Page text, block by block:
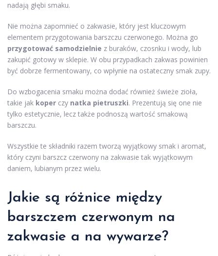
nadają głębi smaku.
Nie można zapomnieć o zakwasie, który jest kluczowym
elementem przygotowania barszczu czerwonego. Można go
przygotować samodzielnie z buraków, czosnku i wody, lub
zakupić gotowy w sklepie. W obu przypadkach zakwas powinien
być dobrze fermentowany, co wpłynie na ostateczny smak zupy.
Do wzbogacenia smaku można dodać również świeże zioła,
takie jak koper czy natka pietruszki. Prezentują się one nie
tylko estetycznie, lecz także podnoszą wartość smakową
barszczu.
Wszystkie te składniki razem tworzą wyjątkowy smak i aromat,
który czyni barszcz czerwony na zakwasie tak wyjątkowym
daniem, lubianym przez wielu.
Jakie są różnice między
barszczem czerwonym na
zakwasie a na wywarze?